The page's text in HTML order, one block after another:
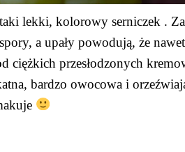
lekki, kolorowy serniczek .
a upały powodują, że
ciężkich przesłodzonych
bardzo owocowa i